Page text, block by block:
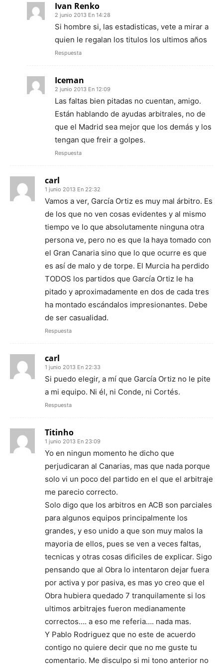
Ivan Renko
2 junio 2013 En 14:28
Si hombre si, las estadisticas, vete a mirar a
quien le regalan los titulos los ultimos años
Respuesta
Iceman
2 junio 2013 En 12:09
Las faltas bien pitadas no cuentan, amigo.
Están hablando de ayudas arbitrales, no de
que el Madrid sea mejor que los demás y los
tengan que freir a golpes.
Respuesta
carl
1 junio 2013 En 22:32
Vamos a ver, García Ortiz es muy mal árbitro. Es
de los que no ven cosas evidentes y al mismo
tiempo ve lo que absolutamente ninguna otra
persona ve, pero no es que la haya tomado con
el Gran Canaria sino que lo que ocurre es que
es así de malo y de torpe. El Murcia ha perdido
TODOS los partidos que García Ortiz le ha
pitado y aproximadamente en dos de cada tres
ha montado escándalos impresionantes. Debe
de ser casualidad.
Respuesta
carl
1 junio 2013 En 22:33
Si puedo elegir, a mí que García Ortiz no le pite
a mi equipo. Ni él, ni Conde, ni Cortés.
Respuesta
Titinho
1 junio 2013 En 23:09
Yo en ningun momento he dicho que
perjudicaran al Canarias, mas que nada porque
solo vi un poco del partido en el que el arbitraje
me parecio correcto.
Solo digo que los arbitros en ACB son parciales
para algunos equipos principalmente los
grandes, y eso unido a que son muy malos la
mayoria de ellos, pues se ven a veces faltas,
tecnicas y otras cosas dificiles de explicar. Sigo
pensando que al Obra lo intentaron dejar fuera
por activa y por pasiva, es mas yo creo que el
Obra hubiera quedado 7 tranquilamente si los
ultimos arbitrajes fueron medianamente
correctos…. a eso me referia…. nada mas.
Y Pablo Rodriguez que no este de acuerdo
contigo no quiere decir que no me guste tu
comentario. Me disculpo si mi tono anterior no